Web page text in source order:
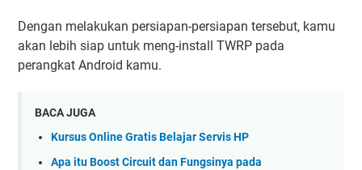
Dengan melakukan persiapan-persiapan tersebut, kamu
akan lebih siap untuk meng-install TWRP pada
perangkat Android kamu.
BACA JUGA
Kursus Online Gratis Belajar Servis HP
Apa itu Boost Circuit dan Fungsinya pada